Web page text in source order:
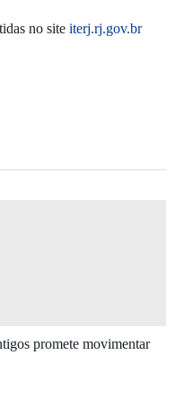
no site iterj.rj.gov.br
promete movimentar